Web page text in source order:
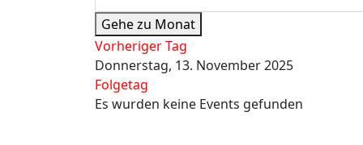
Gehe zu Monat
Vorheriger Tag
Donnerstag, 13. November 2025
Folgetag
Es wurden keine Events gefunden